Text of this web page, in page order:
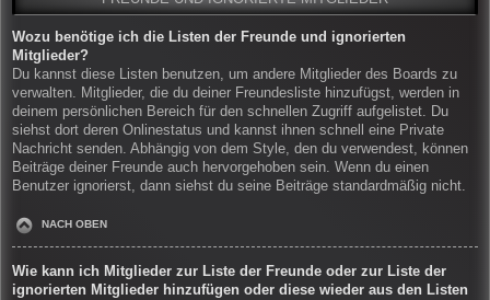
Wozu benötige ich die Listen der Freunde und ignorierten
Mitglieder?
Du kannst diese Listen benutzen, um andere Mitglieder des Boards zu
verwalten. Mitglieder, die du deiner Freundesliste hinzufügst, werden in
deinem persönlichen Bereich für den schnellen Zugriff aufgelistet. Du
siehst dort deren Onlinestatus und kannst ihnen schnell eine Private
Nachricht senden. Abhängig von dem Style, den du verwendest, können
Beiträge deiner Freunde auch hervorgehoben sein. Wenn du einen
Benutzer ignorierst, dann siehst du seine Beiträge standardmäßig nicht.
NACH OBEN
Wie kann ich Mitglieder zur Liste der Freunde oder zur Liste der
ignorierten Mitglieder hinzufügen oder diese wieder aus den Listen